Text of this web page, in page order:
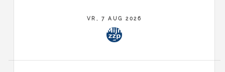
VR, 7 AUG 2026